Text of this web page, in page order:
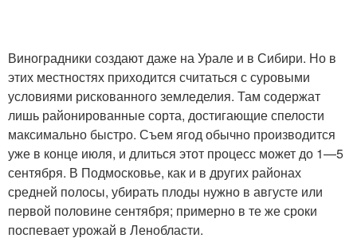
Виноградники создают даже на Урале и в Сибири. Но в
этих местностях приходится считаться с суровыми
условиями рискованного земледелия. Там содержат
лишь районированные сорта, достигающие спелости
максимально быстро. Съем ягод обычно производится
уже в конце июля, и длиться этот процесс может до 1—5
сентября. В Подмосковье, как и в других районах
средней полосы, убирать плоды нужно в августе или
первой половине сентября; примерно в те же сроки
поспевает урожай в Ленобласти.